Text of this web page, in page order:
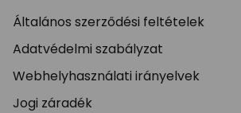
Általános szerződési feltételek
Adatvédelmi szabályzat
Webhelyhasználati irányelvek
Jogi záradék